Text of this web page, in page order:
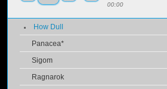
00:00
How Dull
Panacea*
Sigom
Ragnarok